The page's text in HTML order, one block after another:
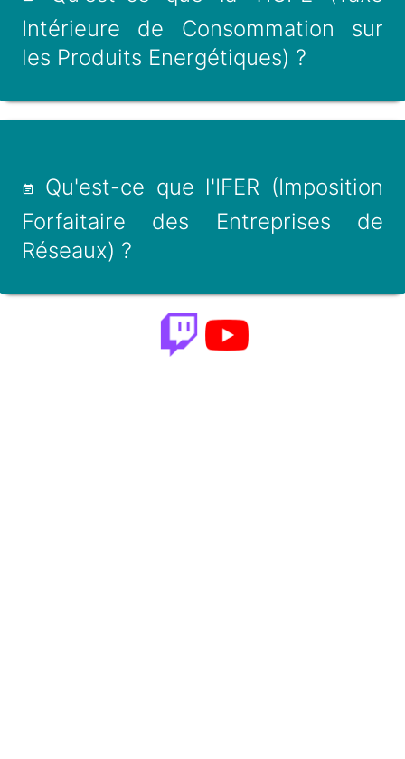
Intérieure de Consommation sur
les Produits Energétiques) ?
Qu'est-ce que l'IFER (Imposition
Forfaitaire des Entreprises de
Réseaux) ?